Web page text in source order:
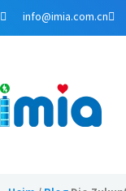
Zuminfo@imia.com.cn